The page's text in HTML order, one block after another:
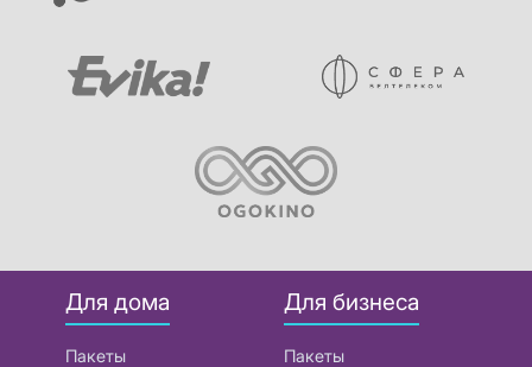
Для дома
Пакеты
Для бизнеса
Пакеты